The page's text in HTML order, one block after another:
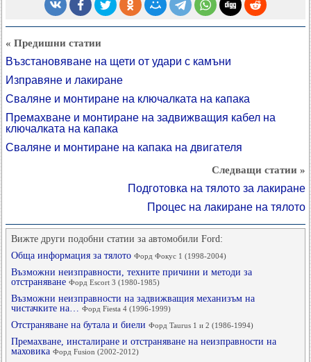
« Предишни статии
Възстановяване на щети от удари с камъни
Изправяне и лакиране
Сваляне и монтиране на ключалката на капака
Премахване и монтиране на задвижващия кабел на
ключалката на капака
Сваляне и монтиране на капака на двигателя
Следващи статии »
Подготовка на тялото за лакиране
Процес на лакиране на тялото
Вижте други подобни статии за автомобили Ford:
Обща информация за тялото Форд Фокус 1 (1998-2004)
Възможни неизправности, техните причини и методи за
отстраняване Форд Escort 3 (1980-1985)
Възможни неизправности на задвижващия механизъм на
чистачките на… Форд Fiesta 4 (1996-1999)
Отстраняване на бутала и биели Форд Taurus 1 и 2 (1986-1994)
Премахване, инсталиране и отстраняване на неизправности на
маховика Форд Fusion (2002-2012)